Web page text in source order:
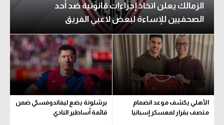
تقرير في الجول
تحليل في الجول
حكايات في الجول
كويز في الجول
فيديو في الجول
الزمالك يعلن اتخاذ إجراءات قانونية ضد أحد
الصحفيين للإساءة لبعض لاعبي الفريق
الأهلي يكشف موعد انضمام
منصف بقرار لمعسكر إسبانيا
برشلونة يضع ليفاندوفسكي ضمن
قائمة أساطير النادي